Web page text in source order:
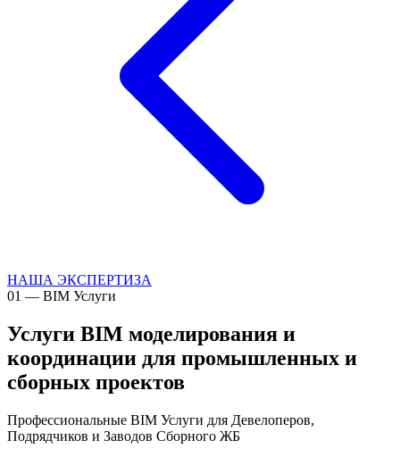
НАША ЭКСПЕРТИЗА
01 — BIM Услуги
Услуги BIM моделирования и
координации для промышленных и
сборных проектов
Профессиональные BIM Услуги для Девелоперов,
Подрядчиков и Заводов Сборного ЖБ